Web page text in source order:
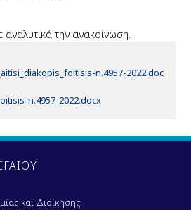
την ανακοίνωση.
n.4957-2022.doc
n.4957-2022.docx
και Διοίκησης